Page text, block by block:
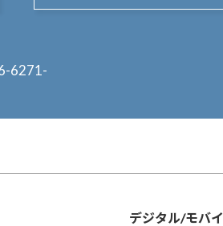
6271-
デジタル/モバ